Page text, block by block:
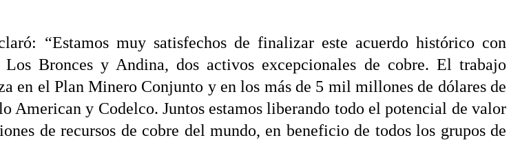
“Estamos muy satisfechos de finalizar este acuerdo histórico con
Bronces y Andina, dos activos excepcionales de cobre. El trabajo
en el Plan Minero Conjunto y en los más de 5 mil millones de dólares de
American y Codelco. Juntos estamos liberando todo el potencial de valor
de recursos de cobre del mundo, en beneficio de todos los grupos de